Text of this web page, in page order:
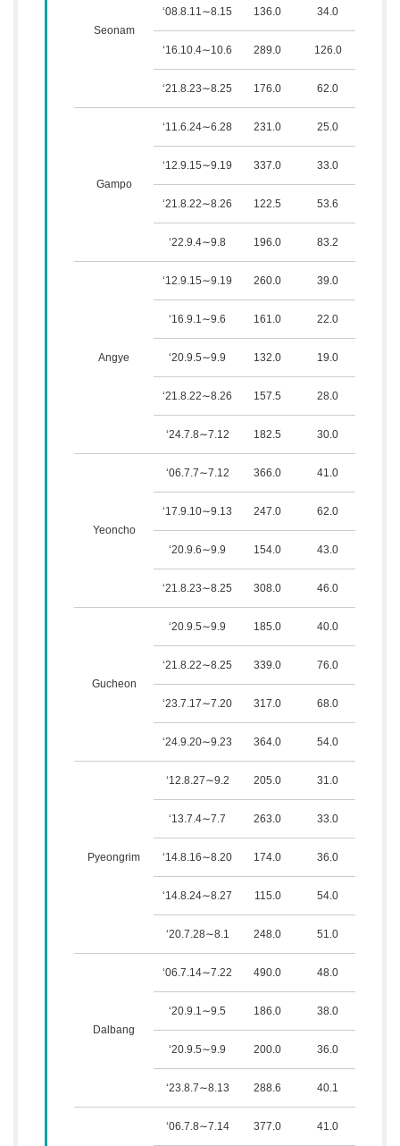
Seonam
‘08.8.11∼8.15 136.0 34.0
‘16.10.4∼10.6 289.0 126.0
‘21.8.23∼8.25 176.0 62.0
Gampo
‘11.6.24∼6.28 231.0 25.0
‘12.9.15∼9.19 337.0 33.0
‘21.8.22∼8.26 122.5 53.6
‘22.9.4∼9.8 196.0 83.2
Angye
‘12.9.15∼9.19 260.0 39.0
‘16.9.1∼9.6 161.0 22.0
‘20.9.5∼9.9 132.0 19.0
‘21.8.22∼8.26 157.5 28.0
‘24.7.8∼7.12 182.5 30.0
Yeoncho
‘06.7.7∼7.12 366.0 41.0
‘17.9.10∼9.13 247.0 62.0
‘20.9.6∼9.9 154.0 43.0
‘21.8.23∼8.25 308.0 46.0
Gucheon
‘20.9.5∼9.9 185.0 40.0
‘21.8.22∼8.25 339.0 76.0
‘23.7.17∼7.20 317.0 68.0
‘24.9.20∼9.23 364.0 54.0
Pyeongrim
‘12.8.27∼9.2 205.0 31.0
‘13.7.4∼7.7 263.0 33.0
‘14.8.16∼8.20 174.0 36.0
‘14.8.24∼8.27 115.0 54.0
‘20.7.28∼8.1 248.0 51.0
Dalbang
‘06.7.14∼7.22 490.0 48.0
‘20.9.1∼9.5 186.0 38.0
‘20.9.5∼9.9 200.0 36.0
‘23.8.7∼8.13 288.6 40.1
‘06.7.8∼7.14 377.0 41.0